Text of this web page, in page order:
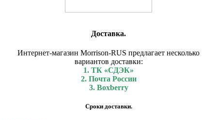
Доставка.
Интернет-магазин Morrison-RUS предлагает несколько
вариантов доставки:
1. ТК «СДЭК»
2. Почта России
3. Boxberry
Сроки доставки.